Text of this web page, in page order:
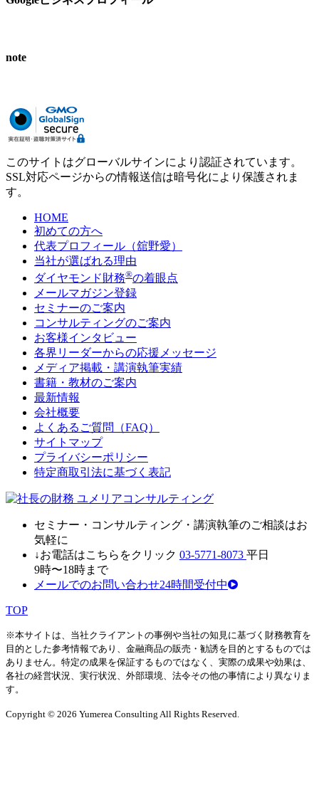
note
このサイトはグローバルサインにより認証されています。
SSL対応ページからの情報送信は暗号化により保護されま
す。
HOME
初めての方へ
代表プロフィール（舘野愛）
当社が選ばれる理由
ダイヤモンド財務®の着眼点
メールマガジン登録
セミナーのご案内
コンサルティングのご案内
お客様インタビュー
各界リーダーからの応援メッセージ
メディア掲載・講演執筆実績
書籍・教材のご案内
最新情報
会社概要
よくあるご質問（FAQ）
サイトマップ
プライバシーポリシー
特定商取引法に基づく表記
セミナー・ コンサルティング・ 講演執筆のご相談はお
気軽に
↓お電話はこちらをクリック 03-5771-8073 平日
9時〜18時まで
メールでのお問い合わせ24時間受付中
TOP
※本サイトは、当社クライアントの事例や当社の知見に基づく財務教育を
目的とした参考情報であり、金融商品の販売・勧誘を目的とするものでは
ありません。特定の成果を保証するものではなく、実際の成果や効果は、
各社の経営状況、実行状況、外部環境、法令その他の事情により異なりま
す。
Copyright © 2026 Yumerea Consulting All Rights Reserved.